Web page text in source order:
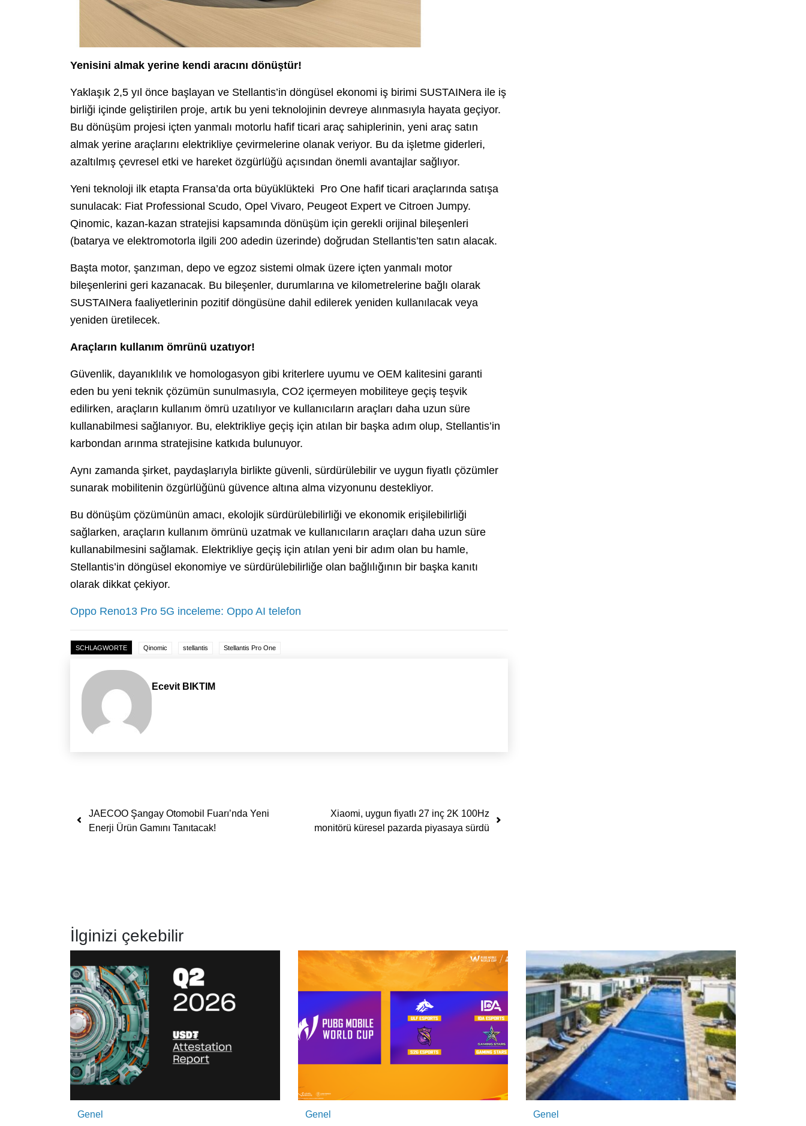
Yenisini almak yerine kendi aracını dönüştür!
Yaklaşık 2,5 yıl önce başlayan ve Stellantis’in döngüsel ekonomi iş birimi SUSTAINera ile iş
birliği içinde geliştirilen proje, artık bu yeni teknolojinin devreye alınmasıyla hayata geçiyor.
Bu dönüşüm projesi içten yanmalı motorlu hafif ticari araç sahiplerinin, yeni araç satın
almak yerine araçlarını elektrikliye çevirmelerine olanak veriyor. Bu da işletme giderleri,
azaltılmış çevresel etki ve hareket özgürlüğü açısından önemli avantajlar sağlıyor.
Yeni teknoloji ilk etapta Fransa’da orta büyüklükteki Pro One hafif ticari araçlarında satışa
sunulacak: Fiat Professional Scudo, Opel Vivaro, Peugeot Expert ve Citroen Jumpy.
Qinomic, kazan-kazan stratejisi kapsamında dönüşüm için gerekli orijinal bileşenleri
(batarya ve elektromotorla ilgili 200 adedin üzerinde) doğrudan Stellantis’ten satın alacak.
Başta motor, şanzıman, depo ve egzoz sistemi olmak üzere içten yanmalı motor
bileşenlerini geri kazanacak. Bu bileşenler, durumlarına ve kilometrelerine bağlı olarak
SUSTAINera faaliyetlerinin pozitif döngüsüne dahil edilerek yeniden kullanılacak veya
yeniden üretilecek.
Araçların kullanım ömrünü uzatıyor!
Güvenlik, dayanıklılık ve homologasyon gibi kriterlere uyumu ve OEM kalitesini garanti
eden bu yeni teknik çözümün sunulmasıyla, CO2 içermeyen mobiliteye geçiş teşvik
edilirken, araçların kullanım ömrü uzatılıyor ve kullanıcıların araçları daha uzun süre
kullanabilmesi sağlanıyor. Bu, elektrikliye geçiş için atılan bir başka adım olup, Stellantis’in
karbondan arınma stratejisine katkıda bulunuyor.
Aynı zamanda şirket, paydaşlarıyla birlikte güvenli, sürdürülebilir ve uygun fiyatlı çözümler
sunarak mobilitenin özgürlüğünü güvence altına alma vizyonunu destekliyor.
Bu dönüşüm çözümünün amacı, ekolojik sürdürülebilirliği ve ekonomik erişilebilirliği
sağlarken, araçların kullanım ömrünü uzatmak ve kullanıcıların araçları daha uzun süre
kullanabilmesini sağlamak. Elektrikliye geçiş için atılan yeni bir adım olan bu hamle,
Stellantis’in döngüsel ekonomiye ve sürdürülebilirliğe olan bağlılığının bir başka kanıtı
olarak dikkat çekiyor.
Oppo Reno13 Pro 5G inceleme: Oppo AI telefon
SCHLAGWORTE Qinomic stellantis Stellantis Pro One
Ecevit BIKTIM
Yazı dolaşımı
JAECOO Şangay Otomobil Fuarı’nda Yeni
Enerji Ürün Gamını Tanıtacak!
Xiaomi, uygun fiyatlı 27 inç 2K 100Hz
monitörü küresel pazarda piyasaya sürdü
İlginizi çekebilir
Genel Genel Genel